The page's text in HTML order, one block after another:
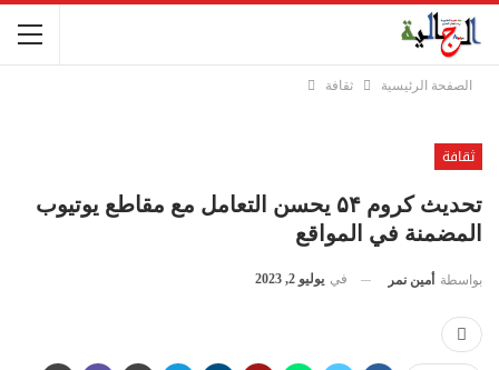
الصفحة الرئيسية ثقافة
ثقافة
تحديث كروم ۵۴ يحسن التعامل مع مقاطع يوتيوب
المضمنة في المواقع
بواسطة أمين نمر في يوليو 2, 2023